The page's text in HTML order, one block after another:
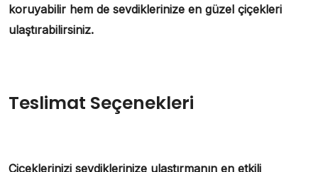
koruyabilir hem de sevdiklerinize en güzel çiçekleri
ulaştırabilirsiniz.
Teslimat Seçenekleri
Çiçeklerinizi sevdiklerinize ulaştırmanın en etkili